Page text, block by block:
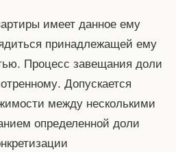
имеет данное ему
принадлежащей ему
Процесс завещания доли
Допускается
между несколькими
определенной доли